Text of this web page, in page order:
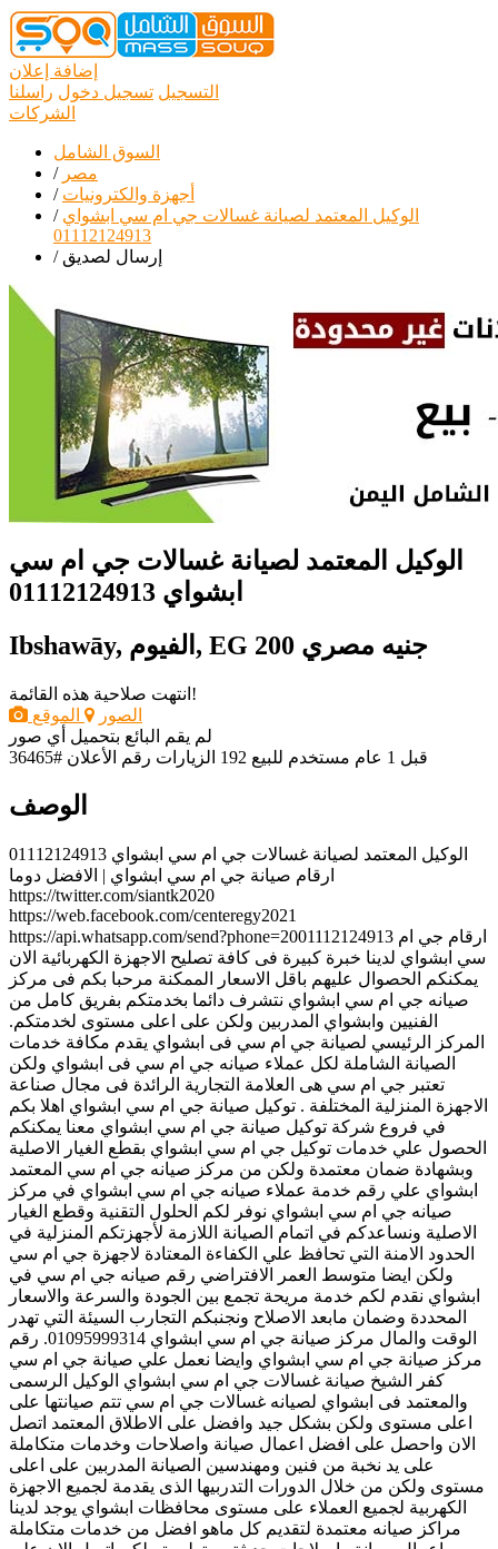
إضافة إعلان
التسجيل تسجيل دخول راسلنا
الشركات
السوق الشامل
/ مصر
/ أجهزة والكترونيات
/ الوكيل المعتمد لصيانة غسالات جي ام سي ابشواي
01112124913
/ إرسال لصديق
الوكيل المعتمد لصيانة غسالات جي ام سي
ابشواي 01112124913
Ibshawāy, الفيوم, EG
200 جنيه مصري
انتهت صلاحية هذه القائمة!
الصور
الموقع
لم يقم البائع بتحميل أي صور
قبل 1 عام
مستخدم للبيع 192 الزيارات رقم الأعلان #36465
الوصف
الوكيل المعتمد لصيانة غسالات جي ام سي ابشواي 01112124913
ارقام صيانة جي ام سي ابشواي | الافضل دوما
https://twitter.com/siantk2020
https://web.facebook.com/centeregy2021
https://api.whatsapp.com/send?phone=2001112124913 ارقام جي ام
سي ابشواي لدينا خبرة كبيرة فى كافة تصليح الاجهزة الكهربائية الان
يمكنكم الحصوال عليهم باقل الاسعار الممكنة مرحبا بكم فى مركز
صيانه جي ام سي ابشواي نتشرف دائما بخدمتكم بفريق كامل من
الفنيين وابشواي المدربين ولكن على اعلى مستوى لخدمتكم.
المركز الرئيسي لصيانة جي ام سي فى ابشواي يقدم مكافة خدمات
الصيانة الشاملة لكل عملاء صيانه جي ام سي فى ابشواي ولكن
تعتبر جي ام سي هى العلامة التجارية الرائدة فى مجال صناعة
الاجهزة المنزلية المختلفة . توكيل صيانة جي ام سي ابشواي اهلا بكم
في فروع شركة توكيل صيانة جي ام سي ابشواي معنا يمكنكم
الحصول علي خدمات توكيل جي ام سي ابشواي بقطع الغيار الاصلية
وبشهادة ضمان معتمدة ولكن من مركز صيانه جي ام سي المعتمد
ابشواي علي رقم خدمة عملاء صيانه جي ام سي ابشواي في مركز
صيانه جي ام سي ابشواي نوفر لكم الحلول التقنية وقطع الغيار
الاصلية ونساعدكم في اتمام الصيانة اللازمة لأجهزتكم المنزلية في
الحدود الامنة التي تحافظ علي الكفاءة المعتادة لاجهزة جي ام سي
ولكن ايضا متوسط العمر الافتراضي رقم صيانه جي ام سي في
ابشواي نقدم لكم خدمة مريحة تجمع بين الجودة والسرعة والاسعار
المحددة وضمان مابعد الاصلاح ونجنبكم التجارب السيئة التي تهدر
الوقت والمال مركز صيانة جي ام سي ابشواي 01095999314. رقم
مركز صيانة جي ام سي ابشواي وايضا نعمل علي صيانة جي ام سي
كفر الشيخ صيانة غسالات جي ام سي ابشواي الوكيل الرسمى
والمعتمد فى ابشواي لصيانه غسالات جي ام سي تتم صيانتها على
اعلى مستوى ولكن بشكل جيد وافضل على الاطلاق المعتمد اتصل
الان واحصل على افضل اعمال صيانة واصلاحات وخدمات متكاملة
على يد نخبة من فنين ومهندسين الصيانة المدربين على اعلى
مستوى ولكن من خلال الدورات التدربيها الذى يقدمة لجميع الاجهزة
الكهربية لجميع العملاء على مستوى محافظات ابشواي يوجد لدينا
مراكز صيانه معتمدة لتقديم كل ماهو افضل من خدمات متكاملة